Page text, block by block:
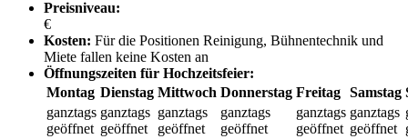
Preisniveau:
€
Kosten: Für die Positionen Reinigung, Bühnentechnik und
Miete fallen keine Kosten an
Öffnungszeiten für Hochzeitsfeier:
Montag Dienstag Mittwoch Donnerstag Freitag Samstag
ganztags
geöffnet
ganztags
geöffnet
ganztags
geöffnet
ganztags
geöffnet
ganztags
geöffnet
ganztags
geöffnet